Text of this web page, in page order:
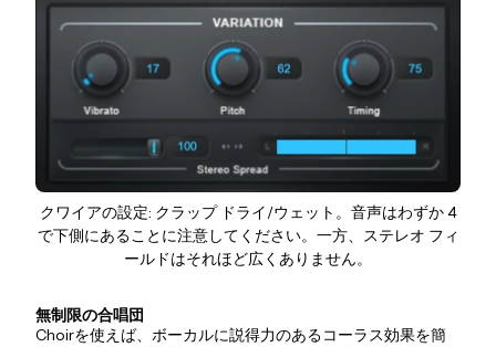
クワイアの設定: クラップ ドライ/ウェット。音声はわずか 4
で下側にあることに注意してください。一方、ステレオ フィ
ールドはそれほど広くありません。
無制限の合唱団
Choirを使えば、ボーカルに説得力のあるコーラス効果を簡